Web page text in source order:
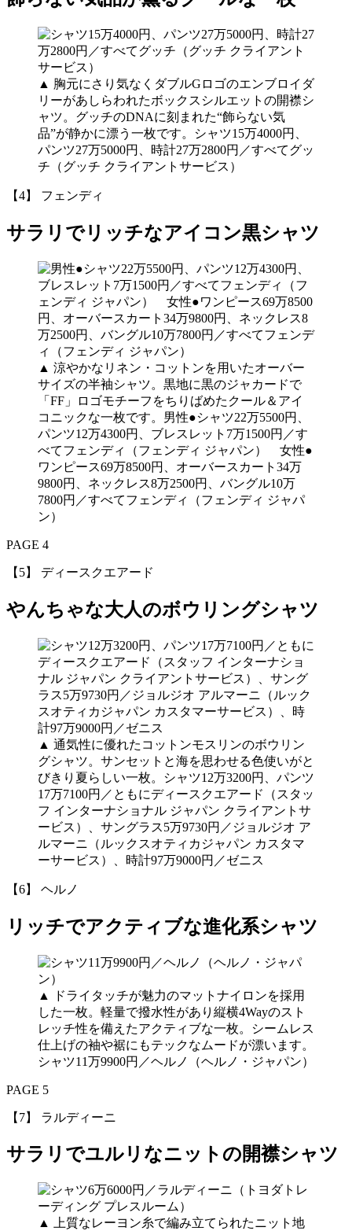
▲ 胸元にさり気なくダブルGロゴのエンブロイダ
リーがあしらわれたボックスシルエットの開襟シ
ャツ。グッチのDNAに刻まれた“飾らない気
品”が静かに漂う一枚です。シャツ15万4000円、
パンツ27万5000円、時計27万2800円／すべてグッ
チ（グッチ クライアントサービス）
【4】 フェンディ
サラリでリッチなアイコン黒シャツ
▲ 涼やかなリネン・コットンを用いたオーバー
サイズの半袖シャツ。黒地に黒のジャカードで
「FF」ロゴモチーフをちりばめたクール＆アイ
コニックな一枚です。男性●シャツ22万5500円、
パンツ12万4300円、ブレスレット7万1500円／す
べてフェンディ（フェンディ ジャパン） 女性●
ワンピース69万8500円、オーバースカート34万
9800円、ネックレス8万2500円、バングル10万
7800円／すべてフェンディ（フェンディ ジャパ
ン）
PAGE 4
【5】 ディースクエアード
やんちゃな大人のボウリングシャツ
▲ 通気性に優れたコットンモスリンのボウリン
グシャツ。サンセットと海を思わせる色使いがと
びきり夏らしい一枚。シャツ12万3200円、パンツ
17万7100円／ともにディースクエアード（スタッ
フ インターナショナル ジャパン クライアントサ
ービス）、サングラス5万9730円／ジョルジオ ア
ルマーニ（ルックスオティカジャパン カスタマ
ーサービス）、時計97万9000円／ゼニス
【6】 ヘルノ
リッチでアクティブな進化系シャツ
▲
ドライタッチが魅力のマットナイロンを採用
した一枚。軽量で撥水性があり縦横4Wayのスト
レッチ性を備えたアクティブな一枚。シームレス
仕上げの袖や裾にもテックなムードが漂います。
シャツ11万9900円／ヘルノ（ヘルノ・ジャパン）
PAGE 5
【7】 ラルディーニ
サラリでユルリなニットの開襟シャツ
▲
上質なレーヨン糸で編み立てられたニット地